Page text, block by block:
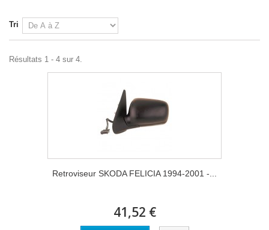
Tri
Résultats 1 - 4 sur 4.
Retroviseur SKODA FELICIA 1994-2001 -...
41,52 €